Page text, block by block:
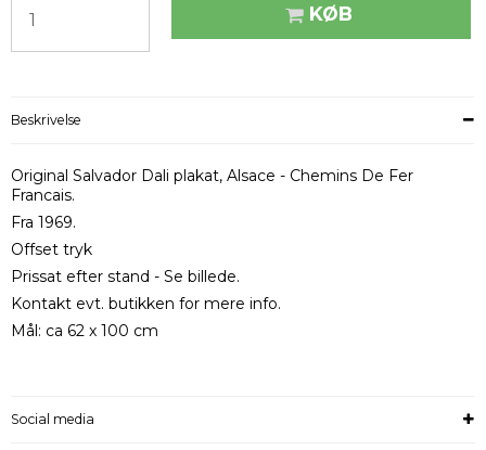
KØB
Beskrivelse
Original Salvador Dali plakat, Alsace - Chemins De Fer
Francais.
Fra 1969.
Offset tryk
Prissat efter stand - Se billede.
Kontakt evt. butikken for mere info.
Mål: ca 62 x 100 cm
Social media